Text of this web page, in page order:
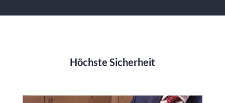
Höchste Sicherheit